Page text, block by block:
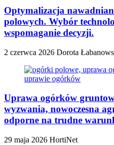
Optymalizacja
polowych. Wybór
wspomaganie decyzji.
2 czerwca 2026 Dorota
Uprawa ogórków
wyzwania, nowoczesna
odporne na trudne
29 maja 2026 HortiNet